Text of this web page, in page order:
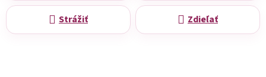
Strážiť Zdieľať